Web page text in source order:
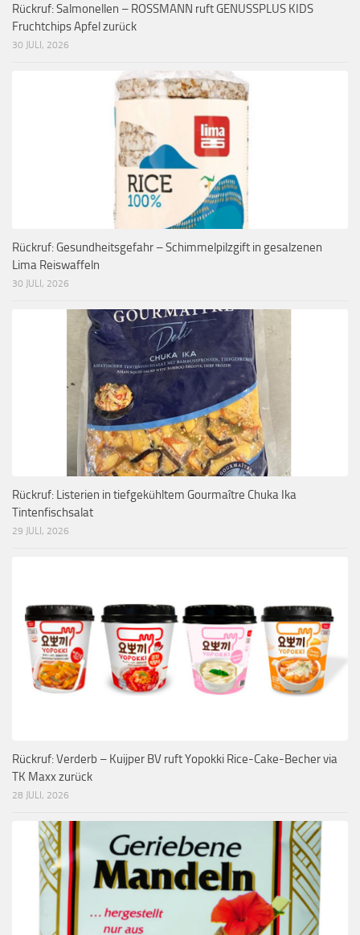
Rückruf: Salmonellen – ROSSMANN ruft GENUSSPLUS KIDS
Fruchtchips Apfel zurück
30 JULI, 2026
Rückruf: Gesundheitsgefahr – Schimmelpilzgift in gesalzenen
Lima Reiswaffeln
30 JULI, 2026
Rückruf: Listerien in tiefgekühltem Gourmaître Chuka Ika
Tintenfischsalat
29 JULI, 2026
Rückruf: Verderb – Kuijper BV ruft Yopokki Rice-Cake-Becher via
TK Maxx zurück
28 JULI, 2026